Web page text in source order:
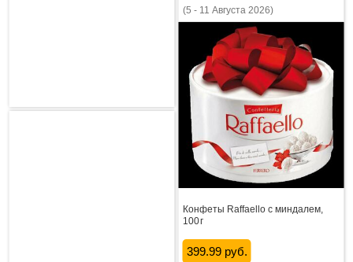
(5 - 11 Августа 2026)
Конфеты Raffaello с миндалем,
100 г
399.99 руб.